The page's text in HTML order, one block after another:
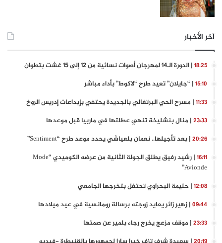
آخر الأخبار
18:25 | الدورة الـ14 لمهرجان أصوات نسائية من 12 إلى 15 غشت بتطوان
15:10 | “جايلان” تعيد طرح “لاكوط” بأداء مباشر
11:33 | مسرح الحي البرتغالي بالجديدة يحتفي بإبداعات إدريس الروخ
23:33 | منال بنشليخة تنهي عطلتها في ماربيا قبل موعدها
20:26 | بعد تأجيلها.. نعمان بلعياشي يحدد موعد طرح “Sentiment”
16:11
| رشيد رفيق يطلق الجولة الثانية من عرضه الكوميدي “Mode
Avionde”
12:08 | حليمة البحراوي تحتفل بتخرجها الجامعي
09:44 | زهير زائر يعايد زوجته برسالة رومانسية في عيد ميلادها
23:33 | موقف مزعج يخرج رجاء بلمير عن صمتها